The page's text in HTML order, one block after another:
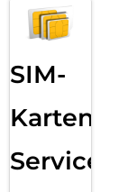
SIM-
Karten
Service: